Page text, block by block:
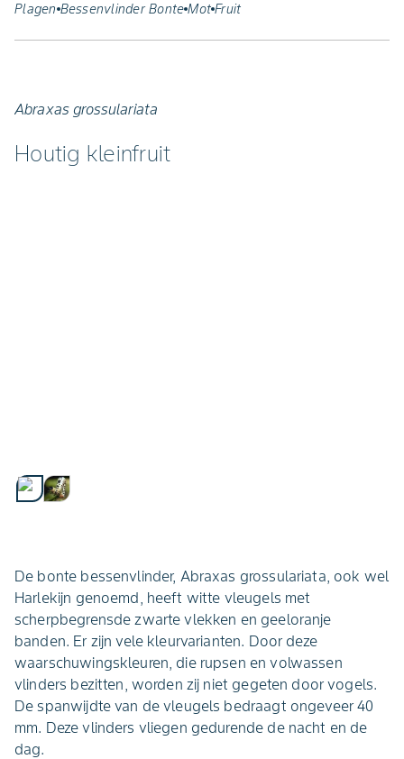
Plagen Bessenvlinder Bonte Mot Fruit
Abraxas grossulariata
Houtig kleinfruit
De bonte bessenvlinder, Abraxas grossulariata, ook wel
Harlekijn genoemd, heeft witte vleugels met
scherpbegrensde zwarte vlekken en geeloranje
banden. Er zijn vele kleurvarianten. Door deze
waarschuwingskleuren, die rupsen en volwassen
vlinders bezitten, worden zij niet gegeten door vogels.
De spanwijdte van de vleugels bedraagt ongeveer 40
mm. Deze vlinders vliegen gedurende de nacht en de
dag.